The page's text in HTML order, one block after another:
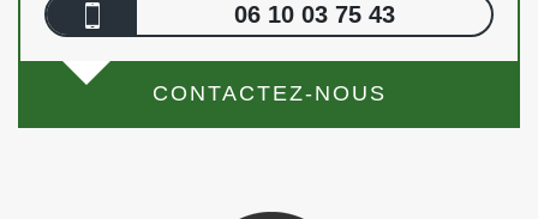
06 10 03 75 43
CONTACTEZ-NOUS